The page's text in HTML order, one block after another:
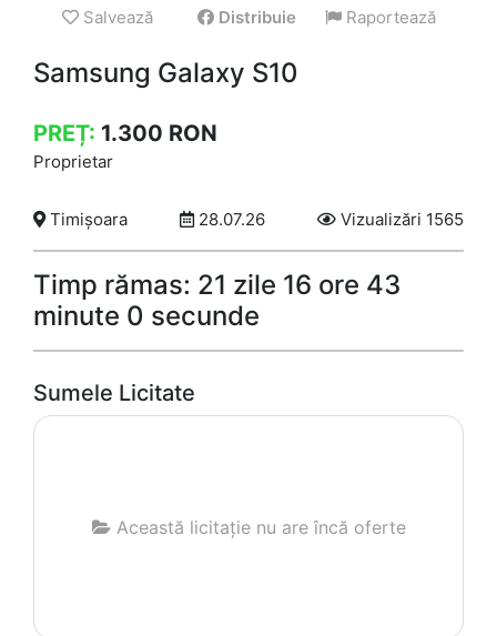
Salvează Distribuie Raportează
Samsung Galaxy S10
PREȚ: 1.300 RON
Proprietar
Timișoara 28.07.26 Vizualizări 1565
Timp rămas: 21 zile 16 ore 43
minute 0 secunde
Sumele Licitate
Această licitație nu are încă oferte